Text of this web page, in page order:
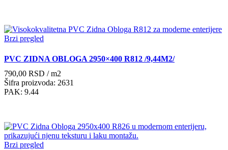
Brzi pregled
PVC ZIDNA OBLOGA 2950×400 R812 /9,44M2/
790,00 RSD / m2
Šifra proizvoda: 2631
PAK: 9.44
Brzi pregled